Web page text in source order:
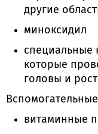
другие
миноксидил
специальные
которые
головы и
витаминные